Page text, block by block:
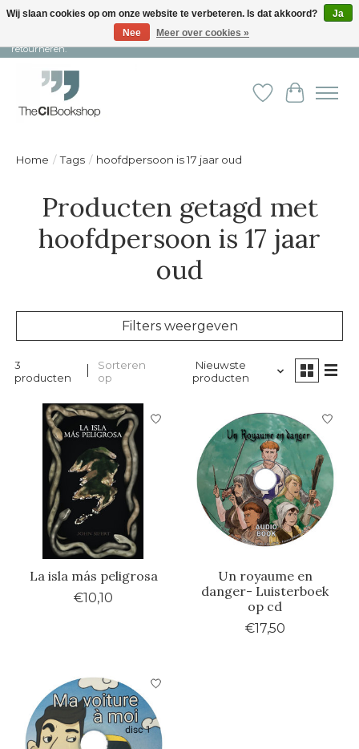
Snelle levering en persoonlijke service ︱ Niet goed? Geld terug! ︱ Gratis
retourneren.
Verlanglijst
Home / Tags / hoofdpersoon is 17 jaar oud
Producten getagd met
hoofdpersoon is 17 jaar
oud
Filters weergeven
3
producten
Sorteren
op
Nieuwste
producten
La isla más peligrosa
€10,10
Un royaume en
danger- Luisterboek
op cd
€17,50
Wij slaan cookies op om onze website te verbeteren. Is dat akkoord?
Ja
Nee
Meer over cookies »